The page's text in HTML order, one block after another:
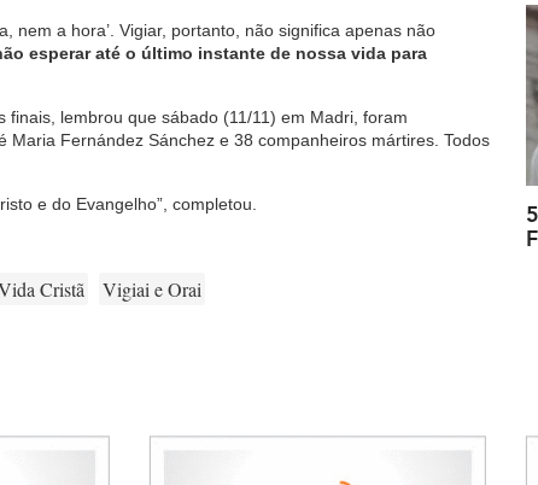
nem a hora’. Vigiar, portanto, não significa apenas não
esperar até o último instante de nossa vida para
lembrou que sábado (11/11) em Madri, foram
Fernández Sánchez e 38 companheiros mártires. Todos
e do Evangelho”, completou.
Cristã Vigiai e Orai